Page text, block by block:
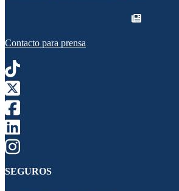
Contacto para prensa
SEGUROS